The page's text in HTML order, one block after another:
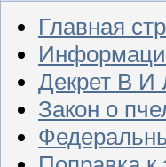
Главная
Декрет В И
Закон о